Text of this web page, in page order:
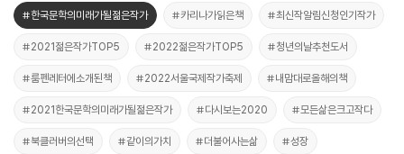
#한국문학의미래가될젊은작가 #카리나가읽은책 #최신작알림신청인기작가
#2021젊은작가TOP5 #2022젊은작가TOP5 #청년의날추천도서
#룸펜레터에소개된책 #2022서울국제작가축제 #내맘대로올해의책
#2021한국문학의미래가될젊은작가 #다시보는2020 #모든삶은크고작다
#북클러버의선택 #같이의가치 #더불어사는삶 #성장